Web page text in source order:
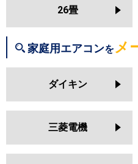
パナソニック CS-
255DEX
RAS-
MSZ-
MSZ-
MSZ-
MSZ-
26畳
家庭用エアコンをメ
ダイキン
三菱電機